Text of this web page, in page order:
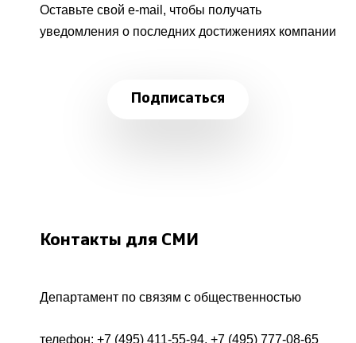
Оставьте свой e-mail, чтобы получать
уведомления о последних достижениях компании
Подписаться
Контакты для СМИ
Департамент по связям с общественностью
телефон: +7 (495) 411-55-94, +7 (495) 777-08-65